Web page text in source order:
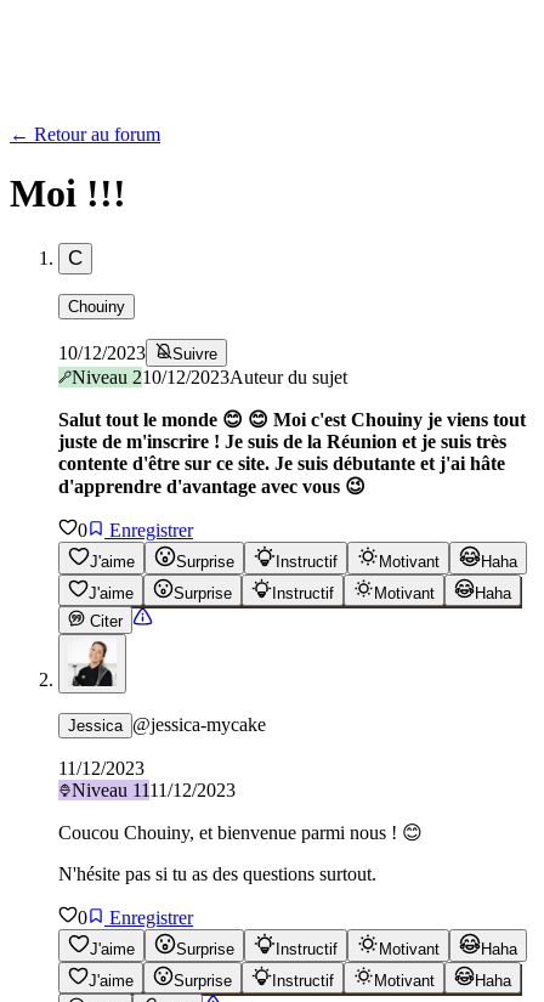
← Retour au forum
Moi !!!
C
Chouiny
10/12/2023 Suivre
Niveau 210/12/2023Auteur du sujet
Salut tout le monde 😊 😊 Moi c'est Chouiny je viens tout
juste de m'inscrire ! Je suis de la Réunion et je suis très
contente d'être sur ce site. Je suis débutante et j'ai hâte
d'apprendre d'avantage avec vous 😉
0 Enregistrer
J'aime Surprise Instructif Motivant
Haha
J'aime
Surprise Instructif Motivant
Haha
Citer
Jessica @jessica-mycake
11/12/2023
Niveau 1111/12/2023
Coucou Chouiny, et bienvenue parmi nous ! 😊
N'hésite pas si tu as des questions surtout.
0 Enregistrer
J'aime Surprise Instructif Motivant
Haha
J'aime
Surprise Instructif Motivant
Haha